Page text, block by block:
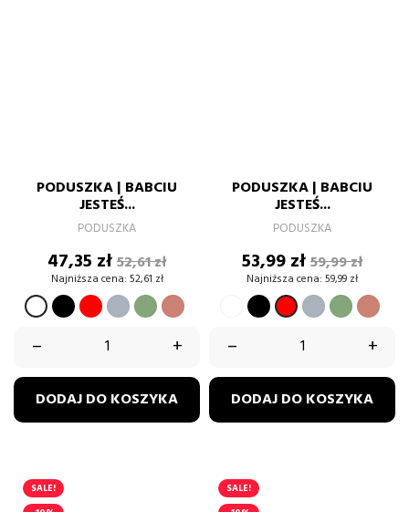
PODUSZKA | BABCIU
JESTEŚ...
PODUSZKA
Cena
47,35 złCena
podstawowa
52,61 zł
Najniższa cena: 52,61 zł
BIAŁYCZARNYCZERWONY
SZARYZIELONYBRUDNY
– +
DODAJ DO KOSZYKA
PODUSZKA | BABCIU
JESTEŚ...
PODUSZKA
Cena
53,99 złCena
59,99 zł
Najniższa cena: 59,99 zł
BIAŁYCZARNYCZERWONY
SZARYZIELONY
– +
DODAJ DO KOSZYKA
SALE!
SALE!